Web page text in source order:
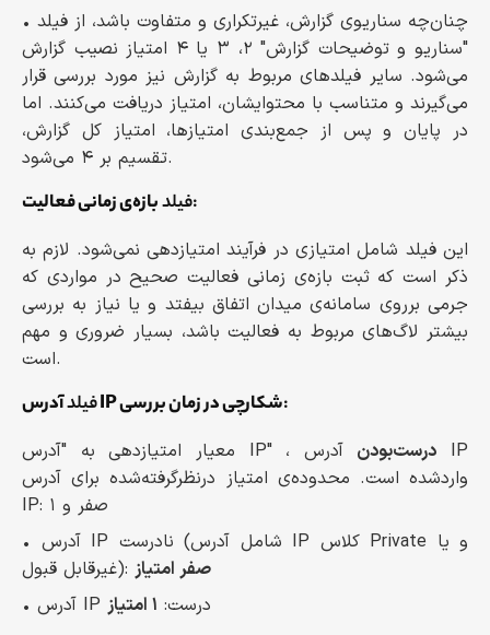
• چنان‌چه سناریوی گزارش، غیرتکراری و متفاوت باشد، از فیلد
"سناریو و توضیحات گزارش" ۲، ۳ یا ۴ امتیاز نصیب گزارش
می‌شود. سایر فیلدهای مربوط به گزارش نیز مورد بررسی قرار
می‌گیرند و متناسب با محتوایشان، امتیاز دریافت می‌کنند. اما
در پایان و پس از جمع‌بندی امتیازها، امتیاز کل گزارش،
تقسیم بر ۴ می‌شود.
فیلدبازه‌ی زمانی فعالیت :
این فیلد شامل امتیازی در فرآیند امتیازدهی نمی‌شود. لازم به
ذکر است که ثبت بازه‌ی زمانی فعالیت صحیح در مواردی که
جرمی برروی سامانه‌ی میدان اتفاق بیفتد و یا نیاز به بررسی
بیشتر لاگ‌های مربوط به فعالیت باشد، بسیار ضروری و مهم
است.
فیلد آدرس IP شکارچی در زمان بررسی:
معیار امتیازدهی به "آدرس IP" ، درست‌بودن آدرس IP
واردشده است. محدوده‌ی امتیاز درنظرگرفته‌شده برای آدرس
IP: صفر و ۱
• آدرس IP نادرست (شامل آدرس IP کلاس Private و یا
غیرقابل قبول): صفر امتیاز
• آدرس IP درست: ۱ امتیاز